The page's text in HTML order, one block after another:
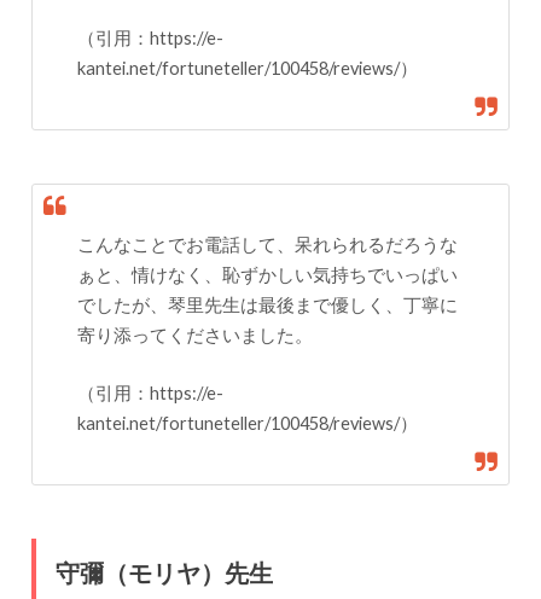
（引用：https://e-
kantei.net/fortuneteller/100458/reviews/）
こんなことでお電話して、呆れられるだろうな
ぁと、情けなく、恥ずかしい気持ちでいっぱい
でしたが、琴里先生は最後まで優しく、丁寧に
寄り添ってくださいました。
（引用：https://e-
kantei.net/fortuneteller/100458/reviews/）
守彌（モリヤ）先生